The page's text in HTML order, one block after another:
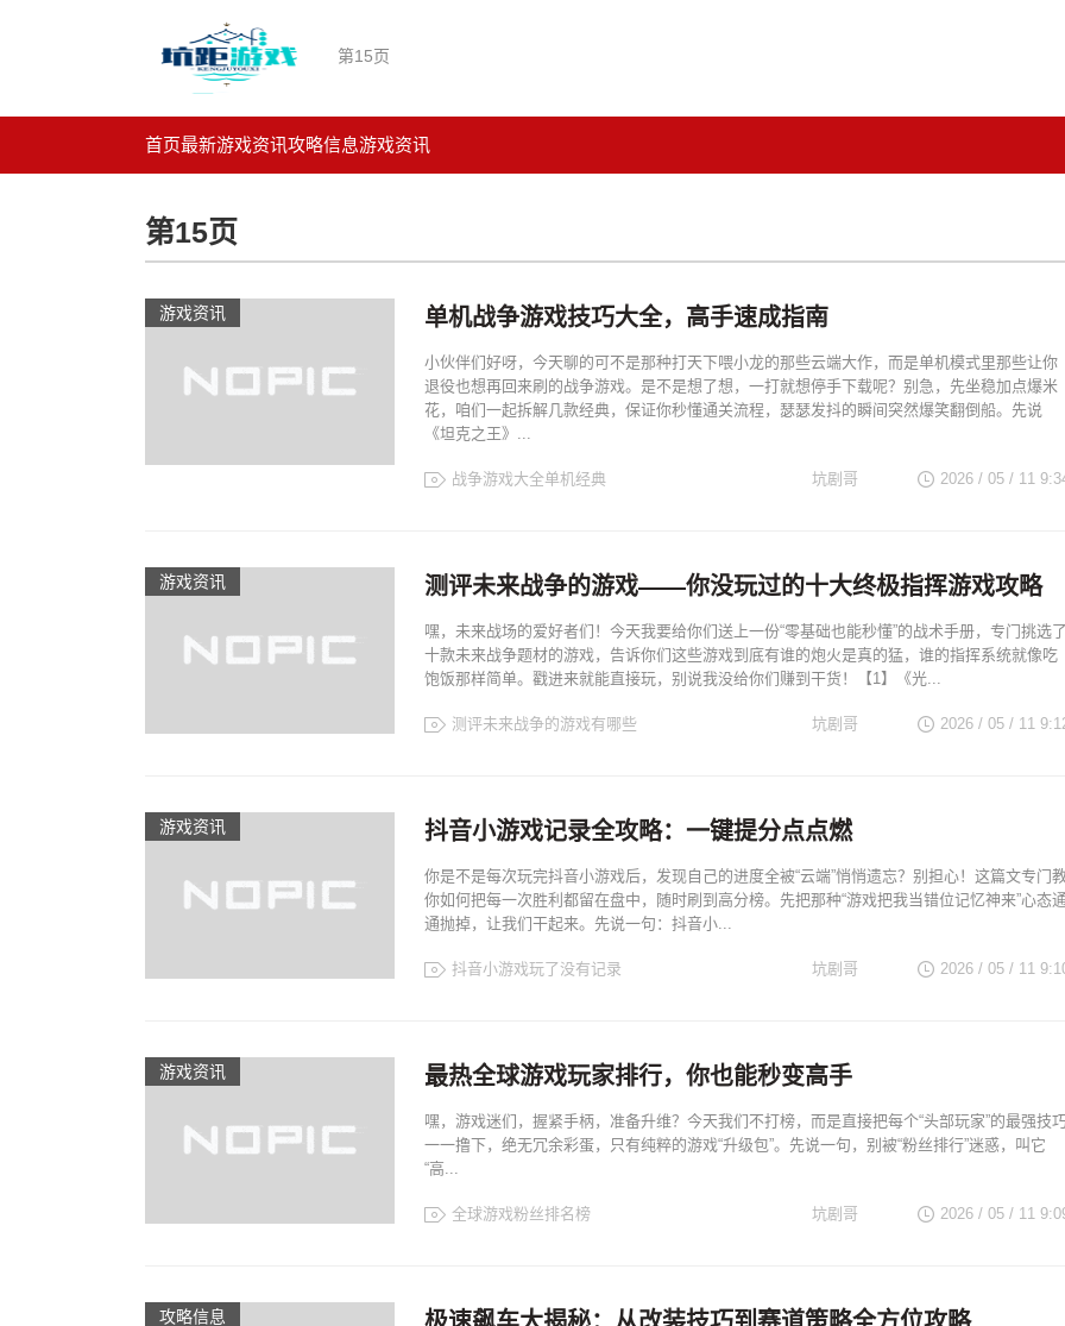
第15页
首页最新游戏资讯攻略信息游戏资讯
第15页
游戏资讯 单机战争游戏技巧大全，高手速成指南
小伙伴们好呀，今天聊的可不是那种打天下喂小龙的那些云端大作，而是单机模式里那些让你
退役也想再回来刷的战争游戏。是不是想了想，一打就想停手下载呢？别急，先坐稳加点爆米
花，咱们一起拆解几款经典，保证你秒懂通关流程，瑟瑟发抖的瞬间突然爆笑翻倒船。先说
《坦克之王》...
战争游戏大全单机经典 2026 / 05 / 11
坑剧哥
游戏资讯 测评未来战争的游戏——你没玩过的十大终极指挥游戏攻略
嘿，未来战场的爱好者们！今天我要给你们送上一份“零基础也能秒懂”的战术手册，专门挑选了
十款未来战争题材的游戏，告诉你们这些游戏到底有谁的炮火是真的猛，谁的指挥系统就像吃
饱饭那样简单。戳进来就能直接玩，别说我没给你们赚到干货！【1】《光...
测评未来战争的游戏有哪些 2026 / 05 / 11
坑剧哥
游戏资讯 抖音小游戏记录全攻略：一键提分点点燃
你是不是每次玩完抖音小游戏后，发现自己的进度全被“云端”悄悄遗忘？别担心！这篇文专门
你如何把每一次胜利都留在盘中，随时刷到高分榜。先把那种“游戏把我当错位记忆神来”心态通
通抛掉，让我们干起来。先说一句：抖音小...
抖音小游戏玩了没有记录 2026 / 05 / 11
坑剧哥
游戏资讯 最热全球游戏玩家排行，你也能秒变高手
嘿，游戏迷们，握紧手柄，准备升维？今天我们不打榜，而是直接把每个“头部玩家”的最强技
一一撸下，绝无冗余彩蛋，只有纯粹的游戏“升级包”。先说一句，别被“粉丝排行”迷惑，叫它
“高...
全球游戏粉丝排名榜 2026 / 05 / 11
坑剧哥
攻略信息